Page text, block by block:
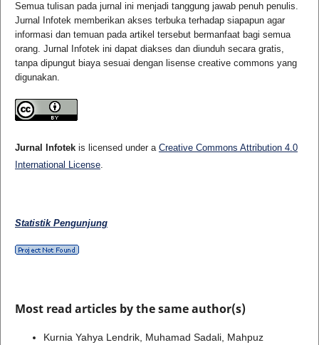
Semua tulisan pada jurnal ini menjadi tanggung jawab penuh penulis.
Jurnal Infotek memberikan akses terbuka terhadap siapapun agar
informasi dan temuan pada artikel tersebut bermanfaat bagi semua
orang. Jurnal Infotek ini dapat diakses dan diunduh secara gratis,
tanpa dipungut biaya sesuai dengan lisense creative commons yang
digunakan.
Jurnal Infotekis licensed under a Creative Commons Attribution 4.0
International License.
Statistik Pengunjung
Most read articles by the same author(s)
Kurnia Yahya Lendrik, Muhamad Sadali, Mahpuz